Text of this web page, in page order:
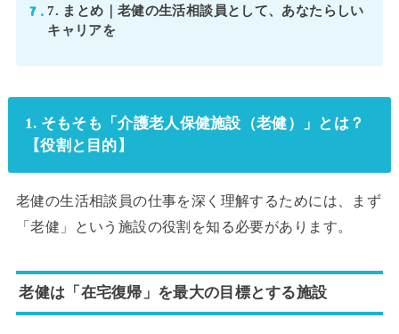
7
7. まとめ｜老健の生活相談員として、あなたらしい
キャリアを
1. そもそも「介護老人保健施設（老健）」とは？
【役割と目的】
老健の生活相談員の仕事を深く理解するためには、まず
「老健」という施設の役割を知る必要があります。
老健は「在宅復帰」を最大の目標とする施設